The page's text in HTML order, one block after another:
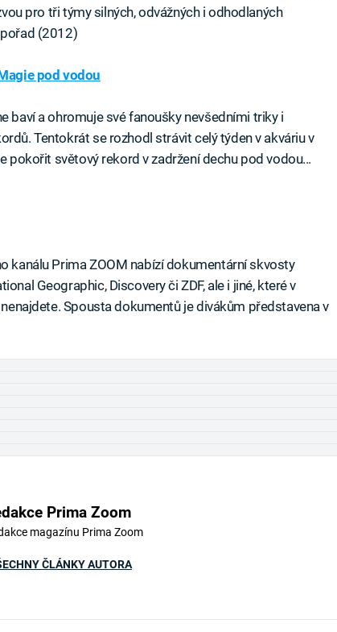
pro tři týmy silných, odvážných i odhodlaných
(2012)
pod vodou
baví a ohromuje své fanoušky nevšedními triky i
Tentokrát se rozhodl strávit celý týden v akváriu v
pokořit světový rekord v zadržení dechu pod vodou...
kanálu Prima ZOOM nabízí dokumentární skvosty
Geographic, Discovery či ZDF, ale i jiné, které v
Spousta dokumentů je divákům představena v
Prima Zoom
magazínu Prima Zoom
ČLÁNKY AUTORA